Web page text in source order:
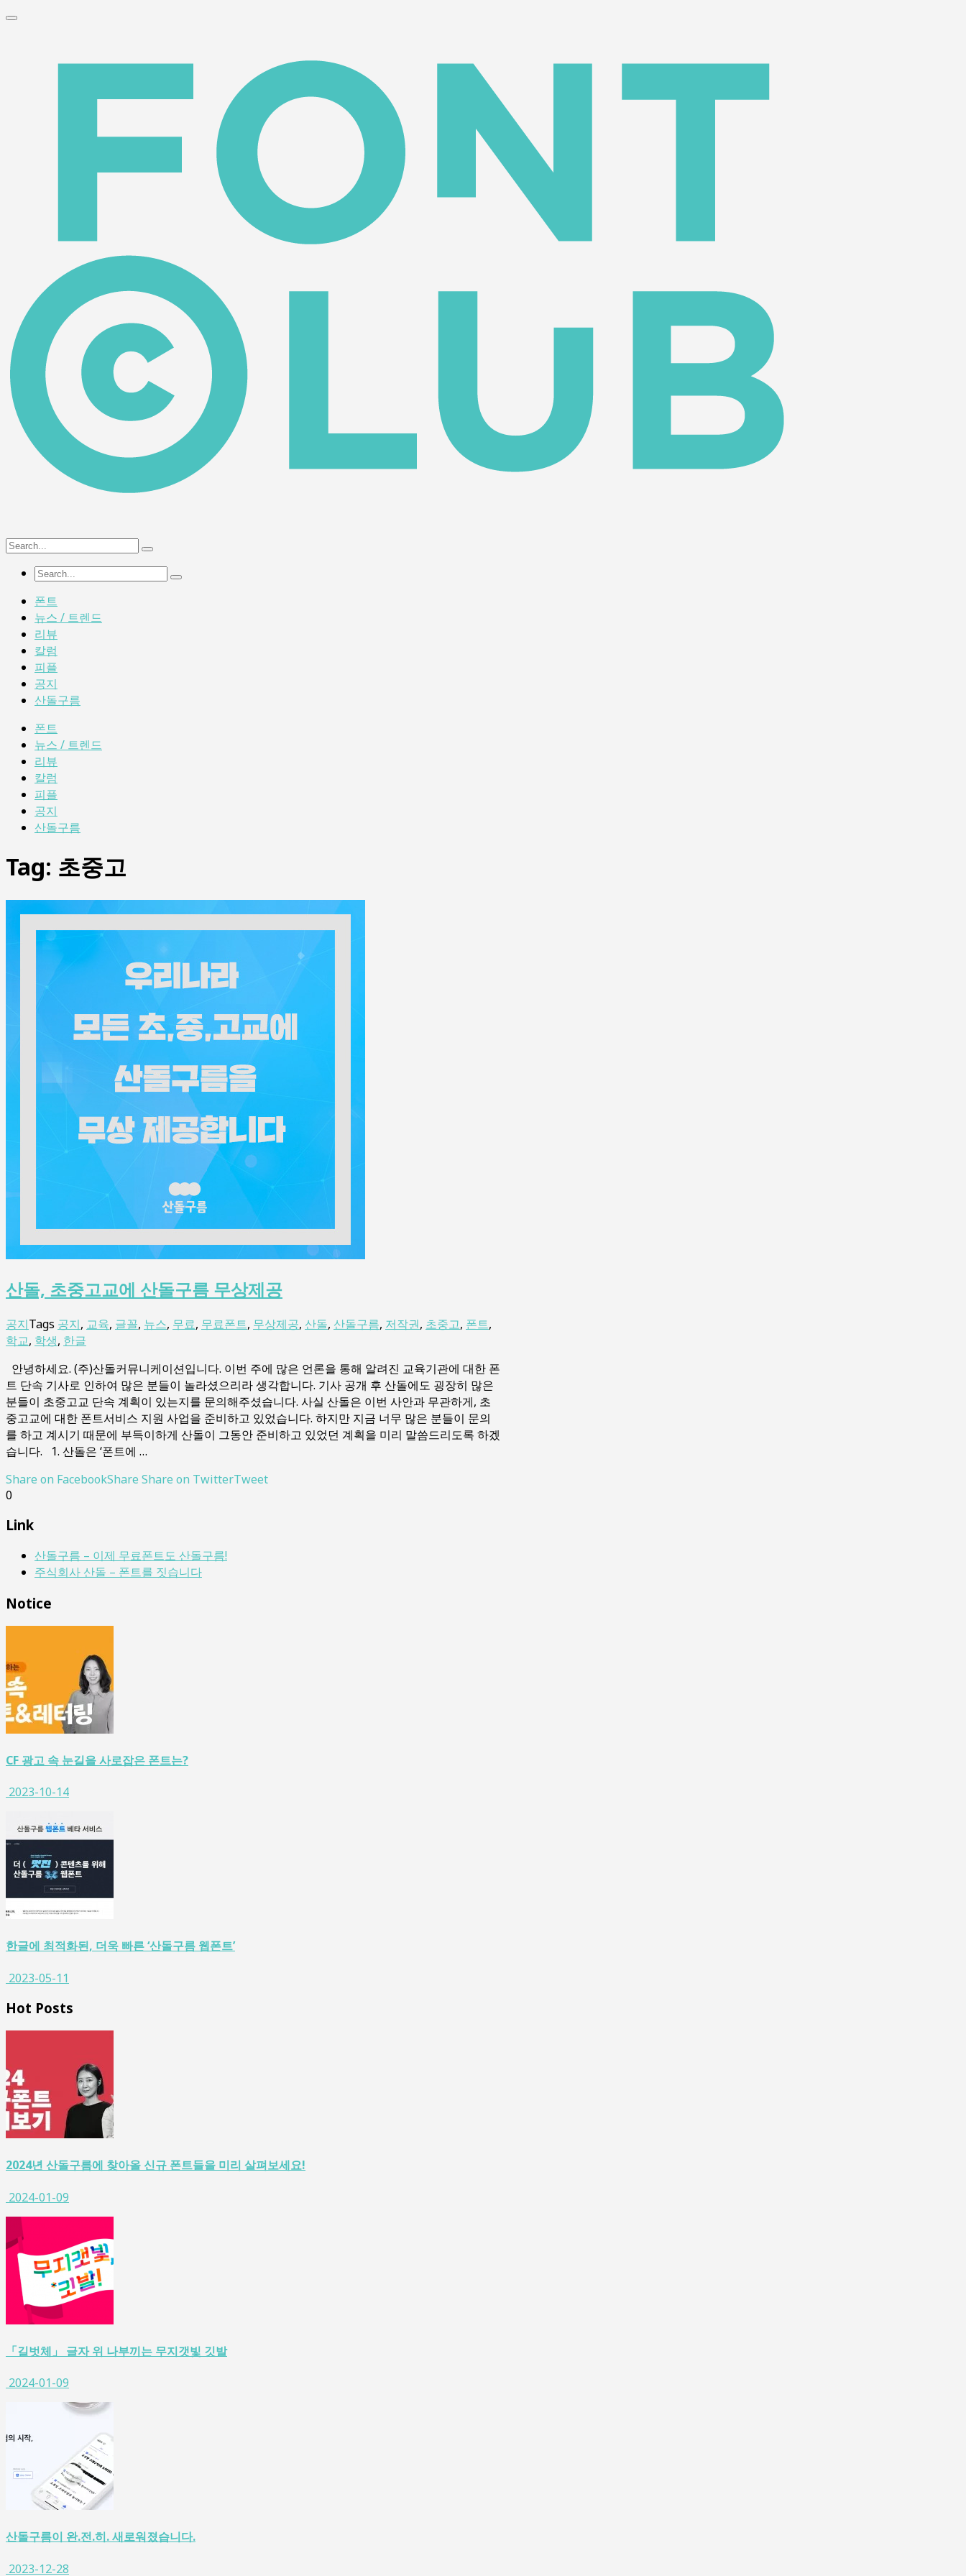
폰트
뉴스 / 트렌드
리뷰
칼럼
피플
공지
산돌구름
폰트
뉴스 / 트렌드
리뷰
칼럼
피플
공지
산돌구름
Tag: 초중고
산돌, 초중고교에 산돌구름 무상제공
공지Tags 공지, 교육, 글꼴, 뉴스, 무료, 무료폰트, 무상제공, 산돌, 산돌구름, 저작권, 초중고, 폰트,
학교, 학생, 한글
안녕하세요. (주)산돌커뮤니케이션입니다. 이번 주에 많은 언론을 통해 알려진 교육기관에 대한 폰
트 단속 기사로 인하여 많은 분들이 놀라셨으리라 생각합니다. 기사 공개 후 산돌에도 굉장히 많은
분들이 초중고교 단속 계획이 있는지를 문의해주셨습니다. 사실 산돌은 이번 사안과 무관하게, 초
중고교에 대한 폰트서비스 지원 사업을 준비하고 있었습니다. 하지만 지금 너무 많은 분들이 문의
를 하고 계시기 때문에 부득이하게 산돌이 그동안 준비하고 있었던 계획을 미리 말씀드리도록 하겠
습니다. 1. 산돌은 ‘폰트에 …
Share on FacebookShare Share on TwitterTweet
0
Link
산돌구름 – 이제 무료폰트도 산돌구름!
주식회사 산돌 – 폰트를 짓습니다
Notice
CF 광고 속 눈길을 사로잡은 폰트는?
2023-10-14
한글에 최적화된, 더욱 빠른 ‘산돌구름 웹폰트’
2023-05-11
Hot Posts
2024년 산돌구름에 찾아올 신규 폰트들을 미리 살펴보세요!
2024-01-09
「길벗체」 글자 위 나부끼는 무지갯빛 깃발
2024-01-09
산돌구름이 완.전.히. 새로워졌습니다.
2023-12-28